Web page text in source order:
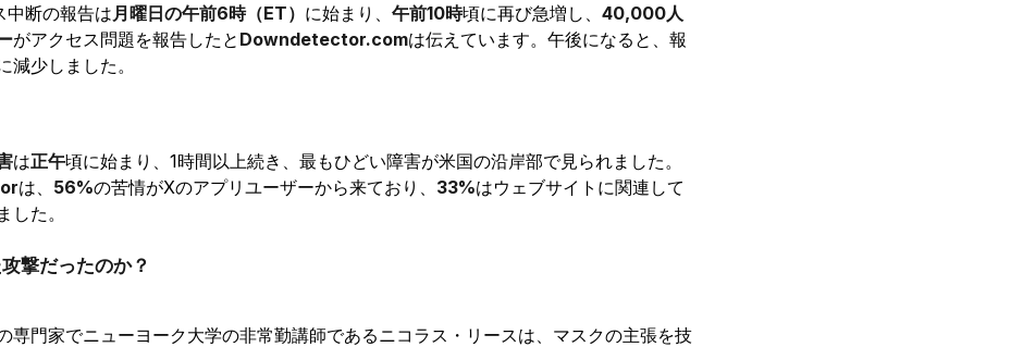
中断の報告は 月曜日の午前6時（ET） に始まり、 午前10時頃に再び急増し、 40,000人
がアクセス問題を報告したと Downdetector.comは伝えています。午後になると、報
減少しました。
は正午頃に始まり、1時間以上続き、最もひどい障害が米国の沿岸部で見られました。
は、 56%の苦情がXのアプリユーザーから来ており、 33%はウェブサイトに関連して
した。
撃だったのか？
専門家でニューヨーク大学の非常勤講師であるニコラス・リースは、マスクの主張を技